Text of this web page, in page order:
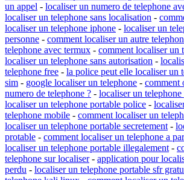
un appel - localiser un numero de telephone
localiser un telephone sans localisation -
localiser un telephone iphone - localiser un
personne - comment localiser un autre
telephone avec termux - comment localiser un
localiser un telephone sans autorisation -
telephone free - la police peut elle localiser un
sim - google localiser un telephone - comment
numero de telephone ? - localiser un
localiser un telephone portable police -
telephone mobile - comment localiser un
localiser un telephone portable secretement -
protable - comment localiser un telephone a
localiser un telephone portable illegalement -
telephone sur localiser- application pour
perdu - localiser un telephone portable sfr